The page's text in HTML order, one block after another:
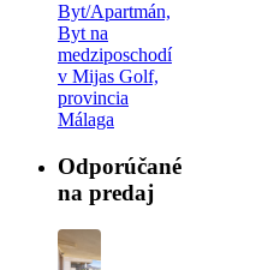
Byt/Apartmán,
Byt na
medziposchodí
v Mijas Golf,
provincia
Málaga
Odporúčané
na predaj